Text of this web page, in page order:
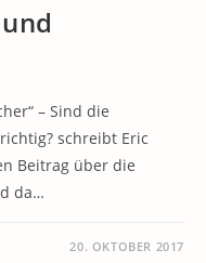
– Sind die
schreibt Eric
Beitrag über die
da…
20. OKTOBER 2017